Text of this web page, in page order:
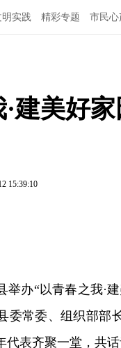
明实践 精彩专题 市民心
建美好
15:39:10
举办“以青春之我·
委常委、组织部部
表齐聚一堂，共